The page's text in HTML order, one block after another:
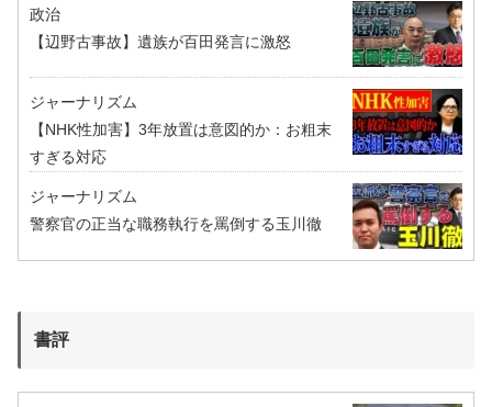
政治
【辺野古事故】遺族が百田発言に激怒
ジャーナリズム
【NHK性加害】3年放置は意図的か：お粗末
すぎる対応
ジャーナリズム
警察官の正当な職務執行を罵倒する玉川徹
書評